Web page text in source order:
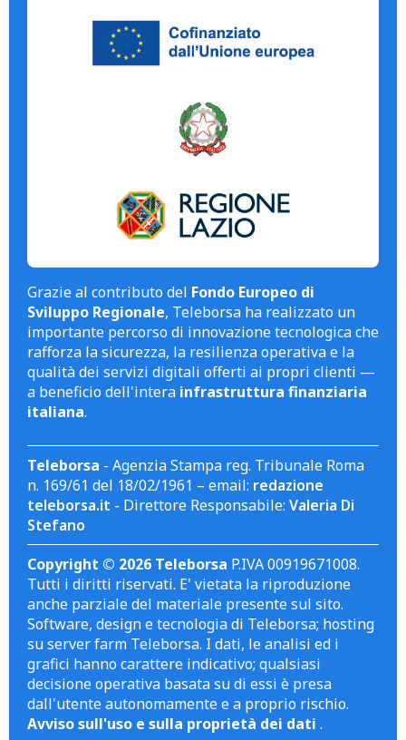
Grazie al contributo del Fondo Europeo di
Sviluppo Regionale, Teleborsa ha realizzato un
importante percorso di innovazione tecnologica che
rafforza la sicurezza, la resilienza operativa e la
qualità dei servizi digitali offerti ai propri clienti —
a beneficio dell'intera infrastruttura finanziaria
italiana.
Teleborsa - Agenzia Stampa reg. Tribunale Roma
n. 169/61 del 18/02/1961 – email: redazione
teleborsa.it - Direttore Responsabile: Valeria Di
Stefano
Copyright © 2026 Teleborsa P.IVA 00919671008.
Tutti i diritti riservati. E' vietata la riproduzione
anche parziale del materiale presente sul sito.
Software, design e tecnologia di Teleborsa; hosting
su server farm Teleborsa. I dati, le analisi ed i
grafici hanno carattere indicativo; qualsiasi
decisione operativa basata su di essi è presa
dall'utente autonomamente e a proprio rischio.
Avviso sull'uso e sulla proprietà dei dati .